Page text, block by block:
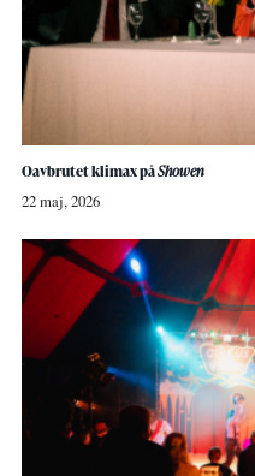
Oavbrutet klimax påShowen
22 maj, 2026